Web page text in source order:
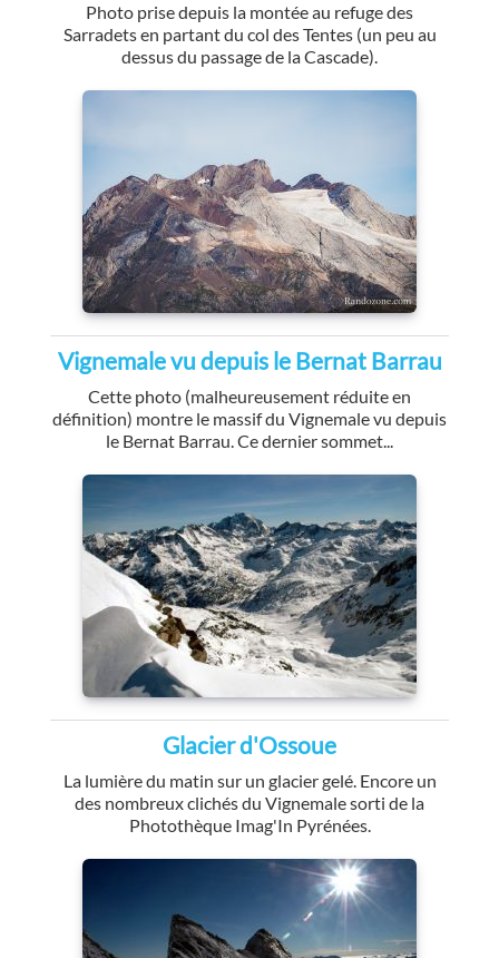
Photo prise depuis la montée au refuge des
Sarradets en partant du col des Tentes (un peu au
dessus du passage de la Cascade).
Vignemale vu depuis le Bernat Barrau
Cette photo (malheureusement réduite en
définition) montre le massif du Vignemale vu depuis
le Bernat Barrau. Ce dernier sommet...
Glacier d'Ossoue
La lumière du matin sur un glacier gelé. Encore un
des nombreux clichés du Vignemale sorti de la
Photothèque Imag'In Pyrénées.